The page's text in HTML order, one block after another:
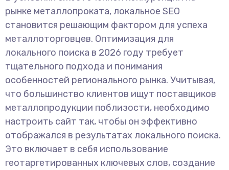
рынке металлопроката, локальное SEO
становится решающим фактором для успеха
металлоторговцев. Оптимизация для
локального поиска в 2026 году требует
тщательного подхода и понимания
особенностей регионального рынка. Учитывая,
что большинство клиентов ищут поставщиков
металлопродукции поблизости, необходимо
настроить сайт так, чтобы он эффективно
отображался в результатах локального поиска.
Это включает в себя использование
геотаргетированных ключевых слов, создание